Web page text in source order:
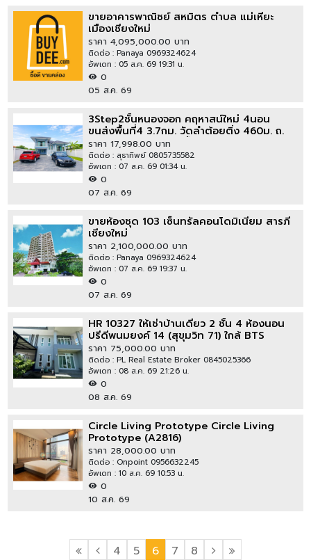
ขายอาคารพาณิชย์ สหมิตร ตำบล แม่เหียะ
เมืองเชียงใหม่
ราคา 4,095,000.00 บาท
ติดต่อ : Panaya 0969324624
อัพเดท : 05 ส.ค. 69 19:31 น.
0
05 ส.ค. 69
3Step2ชั้นหนองจอก คฤหาสน์ใหม่ 4นอน
ขนส่งพื้นที่4 3.7กม. วัดลำต้อยติ่ง 460ม. ถ.
วิบูลย์สาธุกิจ ให้เช่า 4น้ำ 100ตรว. 280 ตาราง
เมตรสุวินทวงศ์
ราคา 17,998.00 บาท
ติดต่อ : สุธาทิพย์ 0805735582
อัพเดท : 07 ส.ค. 69 01:34 น.
0
07 ส.ค. 69
ขายห้องชุด 103 เซ็นทรัลคอนโดมิเนียม สารภี
เชียงใหม่
ราคา 2,100,000.00 บาท
ติดต่อ : Panaya 0969324624
อัพเดท : 07 ส.ค. 69 19:37 น.
0
07 ส.ค. 69
HR 10327 ให้เช่าบ้านเดี่ยว 2 ชั้น 4 ห้องนอน
ปรีดีพนมยงค์ 14 (สุขุมวิท 71) ใกล้ BTS
พระโขนง
ราคา 75,000.00 บาท
ติดต่อ : PL Real Estate Broker 0845025366
อัพเดท : 08 ส.ค. 69 21:26 น.
0
08 ส.ค. 69
Circle Living Prototype Circle Living
Prototype (A2816)
ราคา 28,000.00 บาท
ติดต่อ : Onpoint 0956632245
อัพเดท : 10 ส.ค. 69 10:53 น.
0
10 ส.ค. 69
4 5 6 7 8